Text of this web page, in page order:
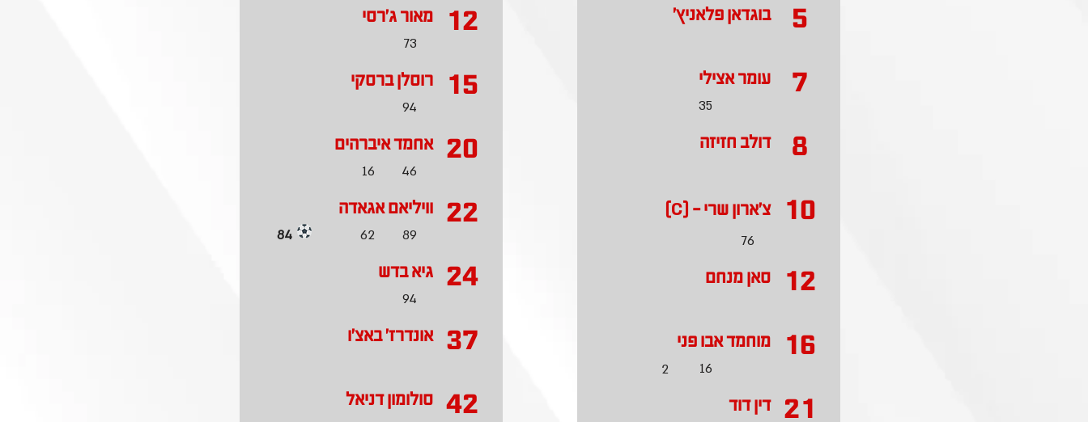
מאור ג'רסי
73
12
רוסלן ברסקי
94
15
אחמד איברהים
16 46
20
וויליאם אגאדה
84 62 89
22
גיא בדש
94
24
אונדרז' באצ'ו 37
סולומון דניאל 42
בוגדאן פלאניץ' 5
עומר אצילי
35
7
דולב חזיזה 8
צ'ארון שרי - (C)
76
10
סאן מנחם 12
מוחמד אבו פני
2 16
16
דין דוד 21